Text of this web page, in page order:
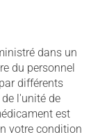
dans un
du personnel
différents
l'unité de
est
votre condition